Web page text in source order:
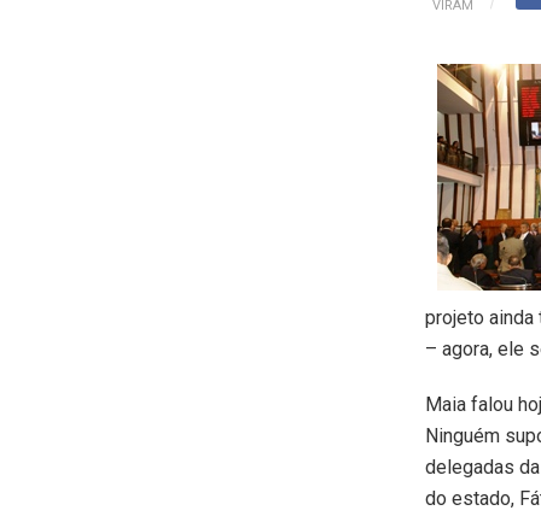
VIRAM
projeto ainda
– agora, ele
Maia falou
Ninguém
delegadas
do estado,